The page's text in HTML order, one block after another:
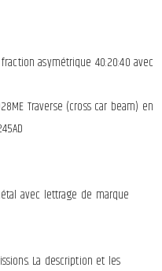
asymétrique 40:20:40 avec
Traverse (cross car beam) en
avec lettrage de marque
La description et les